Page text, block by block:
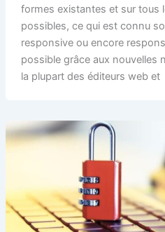
formes existantes et sur tous
possibles, ce qui est connu
responsive ou encore
possible grâce aux nouvelles
la plupart des éditeurs web et